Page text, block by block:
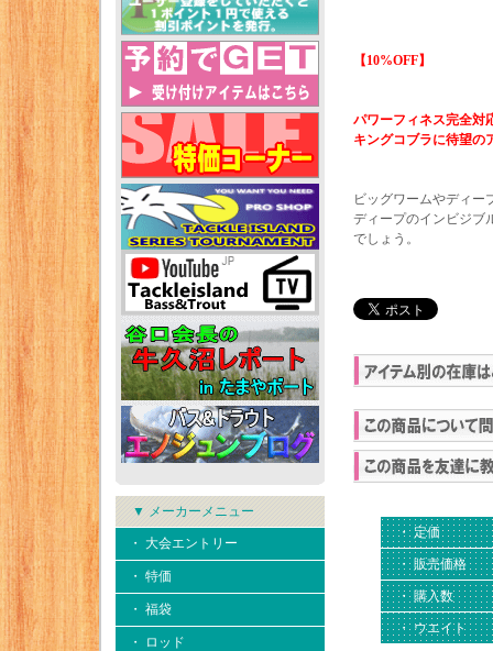
▼ メーカーメニュー
・ 大会エントリー
・ 特価
・ 福袋
・ ロッド
【10%OFF】
パワーフィネス完全対
キングコブラに待望の
ビッグワームやディー
ディープのインビジブ
でしょう。
・ 定価
・ 販売価格
・ 購入数
・ ウエイト